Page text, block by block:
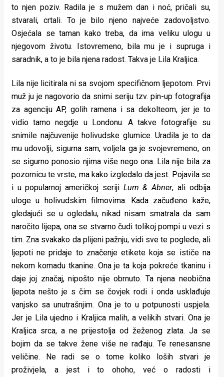
to njen poziv. Radila je s mužem dan i noć, pričali su,
stvarali, crtali. To je bilo njeno najveće zadovoljstvo.
Osjećala se taman kako treba, da ima veliku ulogu u
njegovom životu. Istovremeno, bila mu je i supruga i
saradnik, a to je bila njena radost. Takva je Lila Kraljica.
Lila nije licitirala ni sa svojom specifičnom ljepotom. Prvi
muž ju je nagovorio da snimi seriju tzv. pin-up fotografija
za agenciju AP, golih ramena i sa dekolteom, jer je to
vidio tamo negdje u Londonu. A takve fotografije su
snimile najčuvenije holivudske glumice. Uradila je to da
mu udovolji, sigurna sam, voljela ga je svojevremeno, on
se sigurno ponosio njima više nego ona. Lila nije bila za
pozornicu te vrste, ma kako izgledalo da jest. Pojavila se
i u popularnoj američkoj seriji Lum & Abner, ali odbija
uloge u holivudskim filmovima. Kada začuđeno kaže,
gledajući se u ogledalu, nikad nisam smatrala da sam
naročito lijepa, ona se stvarno čudi tolikoj pompi u vezi s
tim. Zna svakako da plijeni pažnju, vidi sve te poglede, ali
ljepoti ne pridaje to značenje etikete koja se ističe na
nekom komadu tkanine. Ona je ta koja pokreće tkaninu i
daje joj značaj, nipošto nije obrnuto. Ta njena neobična
ljepota nešto je s čim se čovjek rodi i onda usklađuje
vanjsko sa unutrašnjim. Ona je to u potpunosti uspjela.
Jer je Lila ujedno i Kraljica malih, a velikih stvari. Ona je
Kraljica srca, a ne prijestolja od žeženog zlata. Ja se
bojim da se takve žene više ne rađaju. Te renesansne
veličine. Ne radi se o tome koliko loših stvari je
proživjela, a jest i to ohoho, već o radosti i